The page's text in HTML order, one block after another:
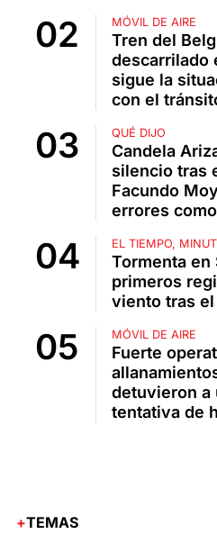
MÓVIL DE AIRE
Tren del
descarrilado
sigue la
con el
QUÉ DIJO
Candela
silencio tras
Facundo
errores
EL TIEMPO,
Tormenta en
primeros
viento tras
MÓVIL DE AIRE
Fuerte
detuvieron a
tentativa de
TEMAS